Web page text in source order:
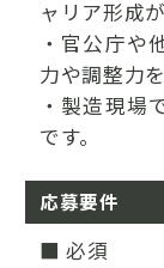
ャリア形成
・官公庁や
力や調整力
・製造現場
です。
応募要件
■ 必須